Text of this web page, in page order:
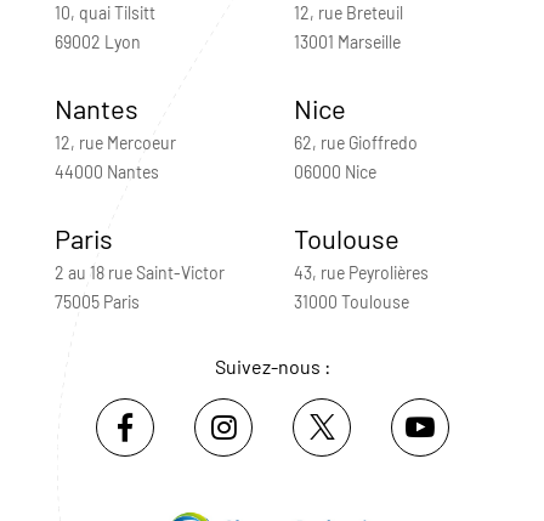
10, quai Tilsitt
69002 Lyon
12, rue Breteuil
13001 Marseille
Nantes
12, rue Mercoeur
44000 Nantes
Nice
62, rue Gioffredo
06000 Nice
Paris
2 au 18 rue Saint-Victor
75005 Paris
Toulouse
43, rue Peyrolières
31000 Toulouse
Suivez-nous :